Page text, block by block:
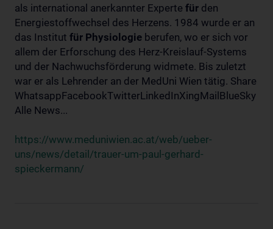
als international anerkannter Experte für den
Energiestoffwechsel des Herzens. 1984 wurde er an
das Institut für Physiologie berufen, wo er sich vor
allem der Erforschung des Herz-Kreislauf-Systems
und der Nachwuchsförderung widmete. Bis zuletzt
war er als Lehrender an der MedUni Wien tätig. Share
WhatsappFacebookTwitterLinkedInXingMailBlueSky
Alle News...
https://www.meduniwien.ac.at/web/ueber-
uns/news/detail/trauer-um-paul-gerhard-
spieckermann/